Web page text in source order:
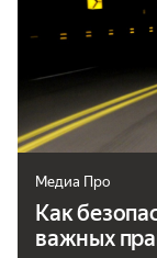
Медиа Про
Как
важных